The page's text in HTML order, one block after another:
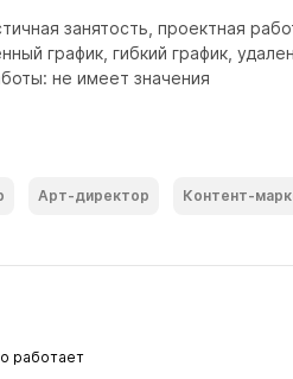
занятость, проектная
график, гибкий график,
не имеет значения
Арт-директор Контент-
работает